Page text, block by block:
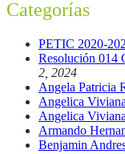
Categorías
PETIC 2020-
Resolución 014
2, 2024
Angela Patricia
Angelica
Angelica
Armando
Benjamin